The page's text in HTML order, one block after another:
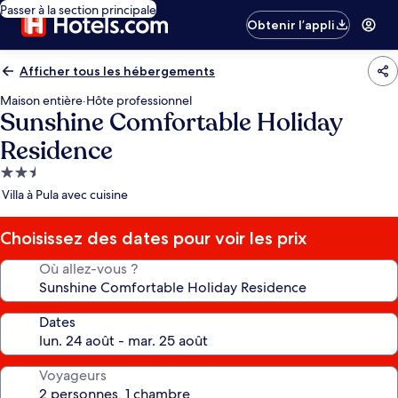
Passer à la section principale
Obtenir l’appli
Afficher tous les hébergements
Maison entière·Hôte professionnel
Sunshine Comfortable Holiday
Residence
Hébergement
2.5 étoiles
Villa à Pula avec cuisine
Choisissez des dates pour voir les prix
Où allez-vous ?
Dates
Voyageurs